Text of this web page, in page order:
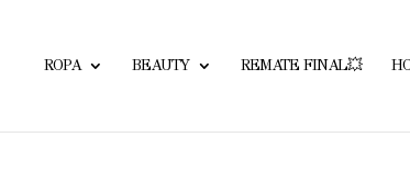
ROPA BEAUTY REMATE FINAL💥